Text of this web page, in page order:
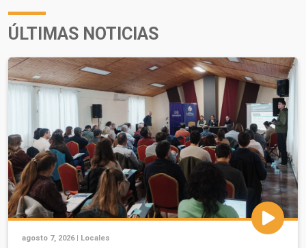
ÚLTIMAS NOTICIAS
agosto 7, 2026 | Locales